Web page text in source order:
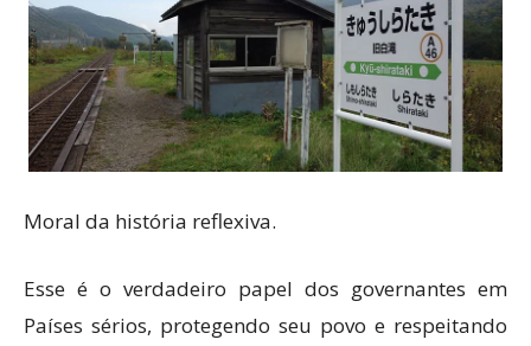
Moral da história reflexiva.
Esse é o verdadeiro papel dos governantes em
Países sérios, protegendo seu povo e respeitando